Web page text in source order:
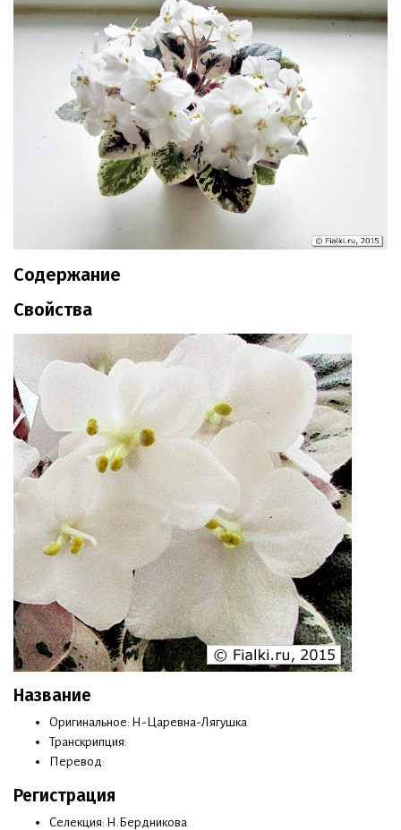
Содержание
Свойства
Название
Оригинальное: Н-Царевна-Лягушка
Транскрипция:
Перевод:
Регистрация
Селекция: Н.Бердникова